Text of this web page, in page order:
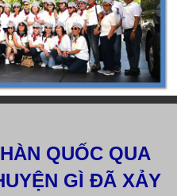
QUỐC QUA
GÌ ĐÃ XẢY